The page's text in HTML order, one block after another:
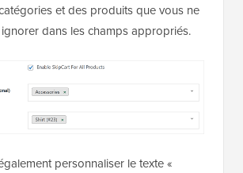
et des produits que vous ne
dans les champs appropriés.
personnaliser le texte «